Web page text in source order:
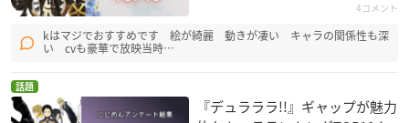
4コメント
kはマジでおすすめです 絵が綺麗 動きが凄い キャラの関係性も深
い cvも豪華で放映当時…
話題
『デュラララ!!』ギャップが魅力